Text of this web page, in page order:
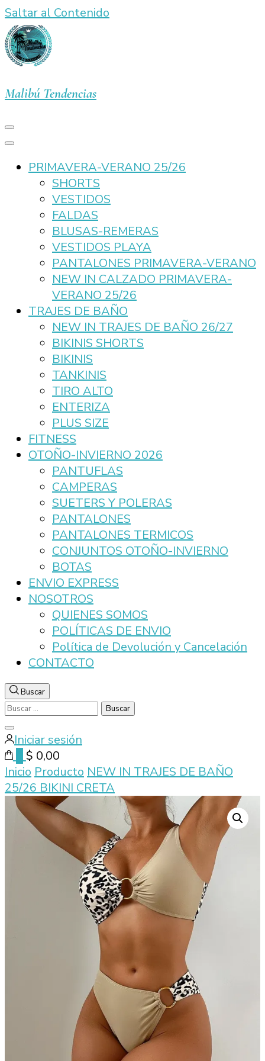
Saltar al Contenido
Malibú Tendencias
PRIMAVERA-VERANO 25/26
SHORTS
VESTIDOS
FALDAS
BLUSAS-REMERAS
VESTIDOS PLAYA
PANTALONES PRIMAVERA-VERANO
NEW IN CALZADO PRIMAVERA-
VERANO 25/26
TRAJES DE BAÑO
NEW IN TRAJES DE BAÑO 26/27
BIKINIS SHORTS
BIKINIS
TANKINIS
TIRO ALTO
ENTERIZA
PLUS SIZE
FITNESS
OTOÑO-INVIERNO 2026
PANTUFLAS
CAMPERAS
SUETERS Y POLERAS
PANTALONES
PANTALONES TERMICOS
CONJUNTOS OTOÑO-INVIERNO
BOTAS
ENVIO EXPRESS
NOSOTROS
QUIENES SOMOS
POLÍTICAS DE ENVIO
Política de Devolución y Cancelación
CONTACTO
Buscar
Buscar:
Cerrar
la
búsqueda
Iniciar sesión
$ 0,00
Inicio Producto NEW IN TRAJES DE BAÑO
25/26 BIKINI CRETA